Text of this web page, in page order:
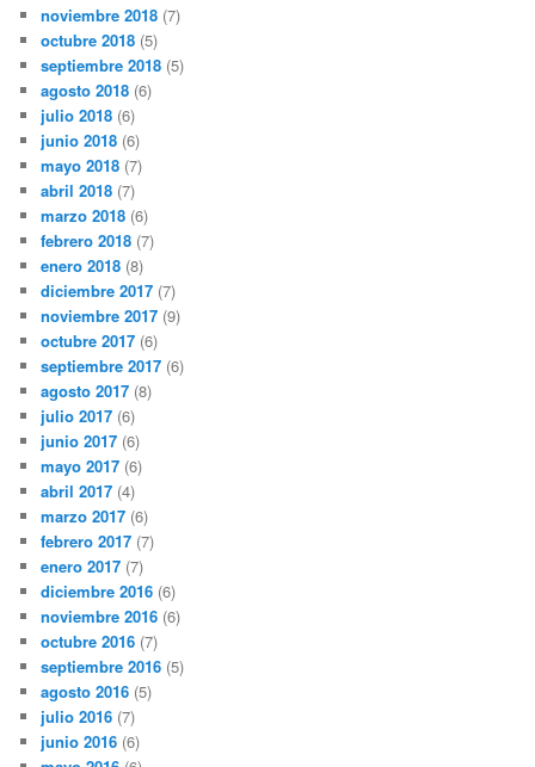
noviembre 2018 (7)
octubre 2018 (5)
septiembre 2018 (5)
agosto 2018 (6)
julio 2018 (6)
junio 2018 (6)
mayo 2018 (7)
abril 2018 (7)
marzo 2018 (6)
febrero 2018 (7)
enero 2018 (8)
diciembre 2017 (7)
noviembre 2017 (9)
octubre 2017 (6)
septiembre 2017 (6)
agosto 2017 (8)
julio 2017 (6)
junio 2017 (6)
mayo 2017 (6)
abril 2017 (4)
marzo 2017 (6)
febrero 2017 (7)
enero 2017 (7)
diciembre 2016 (6)
noviembre 2016 (6)
octubre 2016 (7)
septiembre 2016 (5)
agosto 2016 (5)
julio 2016 (7)
junio 2016 (6)